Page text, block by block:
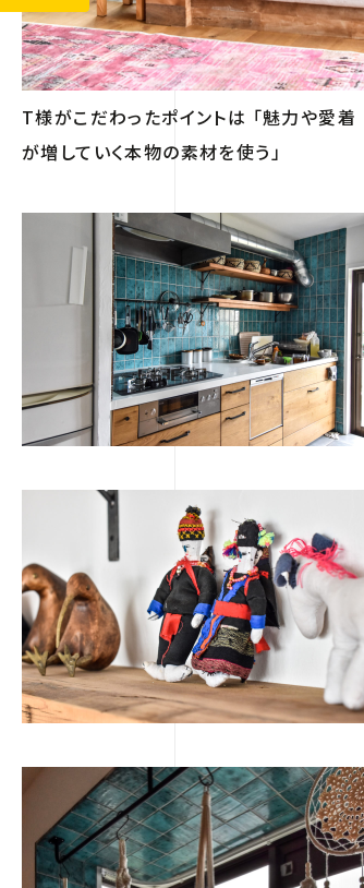
T様がこだわったポイントは 「魅力や愛着
が増していく本物の素材を使う」